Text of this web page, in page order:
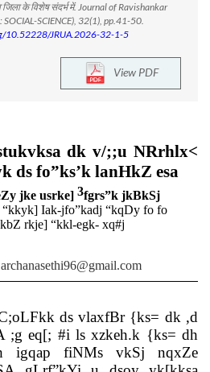
जिला के विशेष संदर्भ में. Journal of Ravishankar
SCIENCE), 32(1), pp.41-50.
10.52228/JRUA.2026-32-1-5
View PDF
dk v/;;u NRrhlx<
ds fo”ks’k lanHkZ esa
jke usrke] 3fgrs”k jkBkSj
Iak-jfo”kadj “kqDy fo fo
rkje] “kkl-egk- xq#j
archanasethi96@gmail.com
ds vlaxfBr {ks= dk ,d
;g eq[; #i ls xzkeh.k {ks= dh
igqap fiNMs vkSj nqxZe